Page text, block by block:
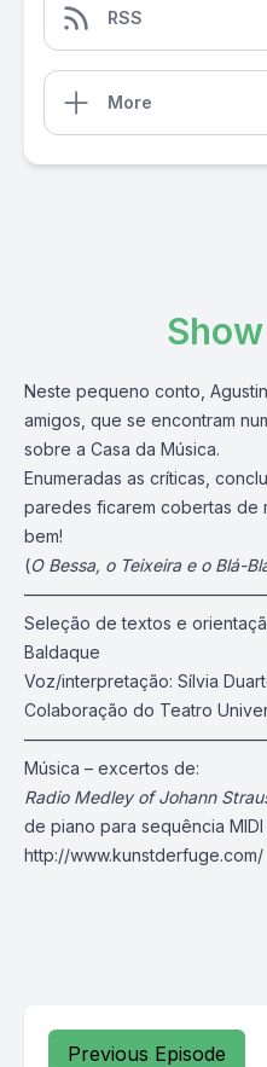
RSS
More
Neste pequeno conto,
amigos, que se encontram
sobre a Casa da Música.
Enumeradas as críticas,
paredes ficarem cobertas de
bem!
(O Bessa, o Teixeira e o Blá-
Seleção de textos e
Baldaque
Voz/interpretação: Sílvia
Colaboração do Teatro
Música – excertos de:
Radio Medley of Johann
de piano para sequência MIDI
http://www.kunstderfuge.com/
Previous Episode